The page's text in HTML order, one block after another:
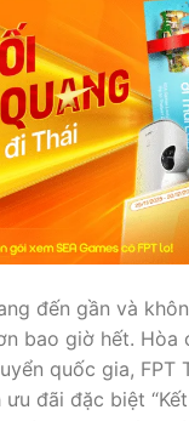
đến gần và
bao giờ hết. Hòa
quốc gia, FPT
đãi đặc biệt